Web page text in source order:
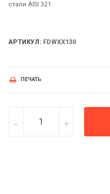
стали AISI 321.
АРТИКУЛ: FDWXX130
ПЕЧАТЬ